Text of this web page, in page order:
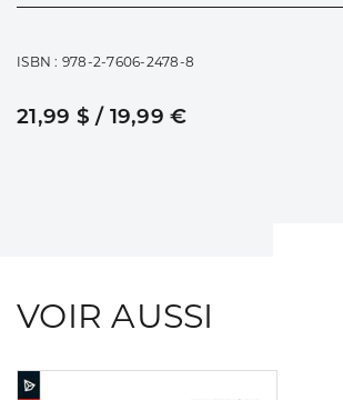
ISBN : 978-2-7606-2478-8
21,99 $ / 19,99 €
VOIR AUSSI